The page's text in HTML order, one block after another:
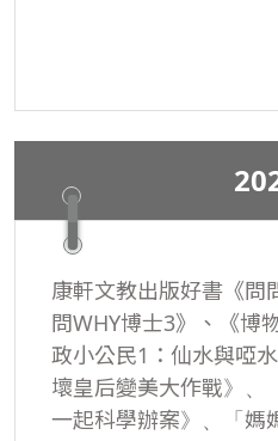
康軒文教出版好書《問
問WHY博士3》、《博
政小公民1：仙水與啞
壞皇后變美大作戰》、
一起科學辦案》、「媽